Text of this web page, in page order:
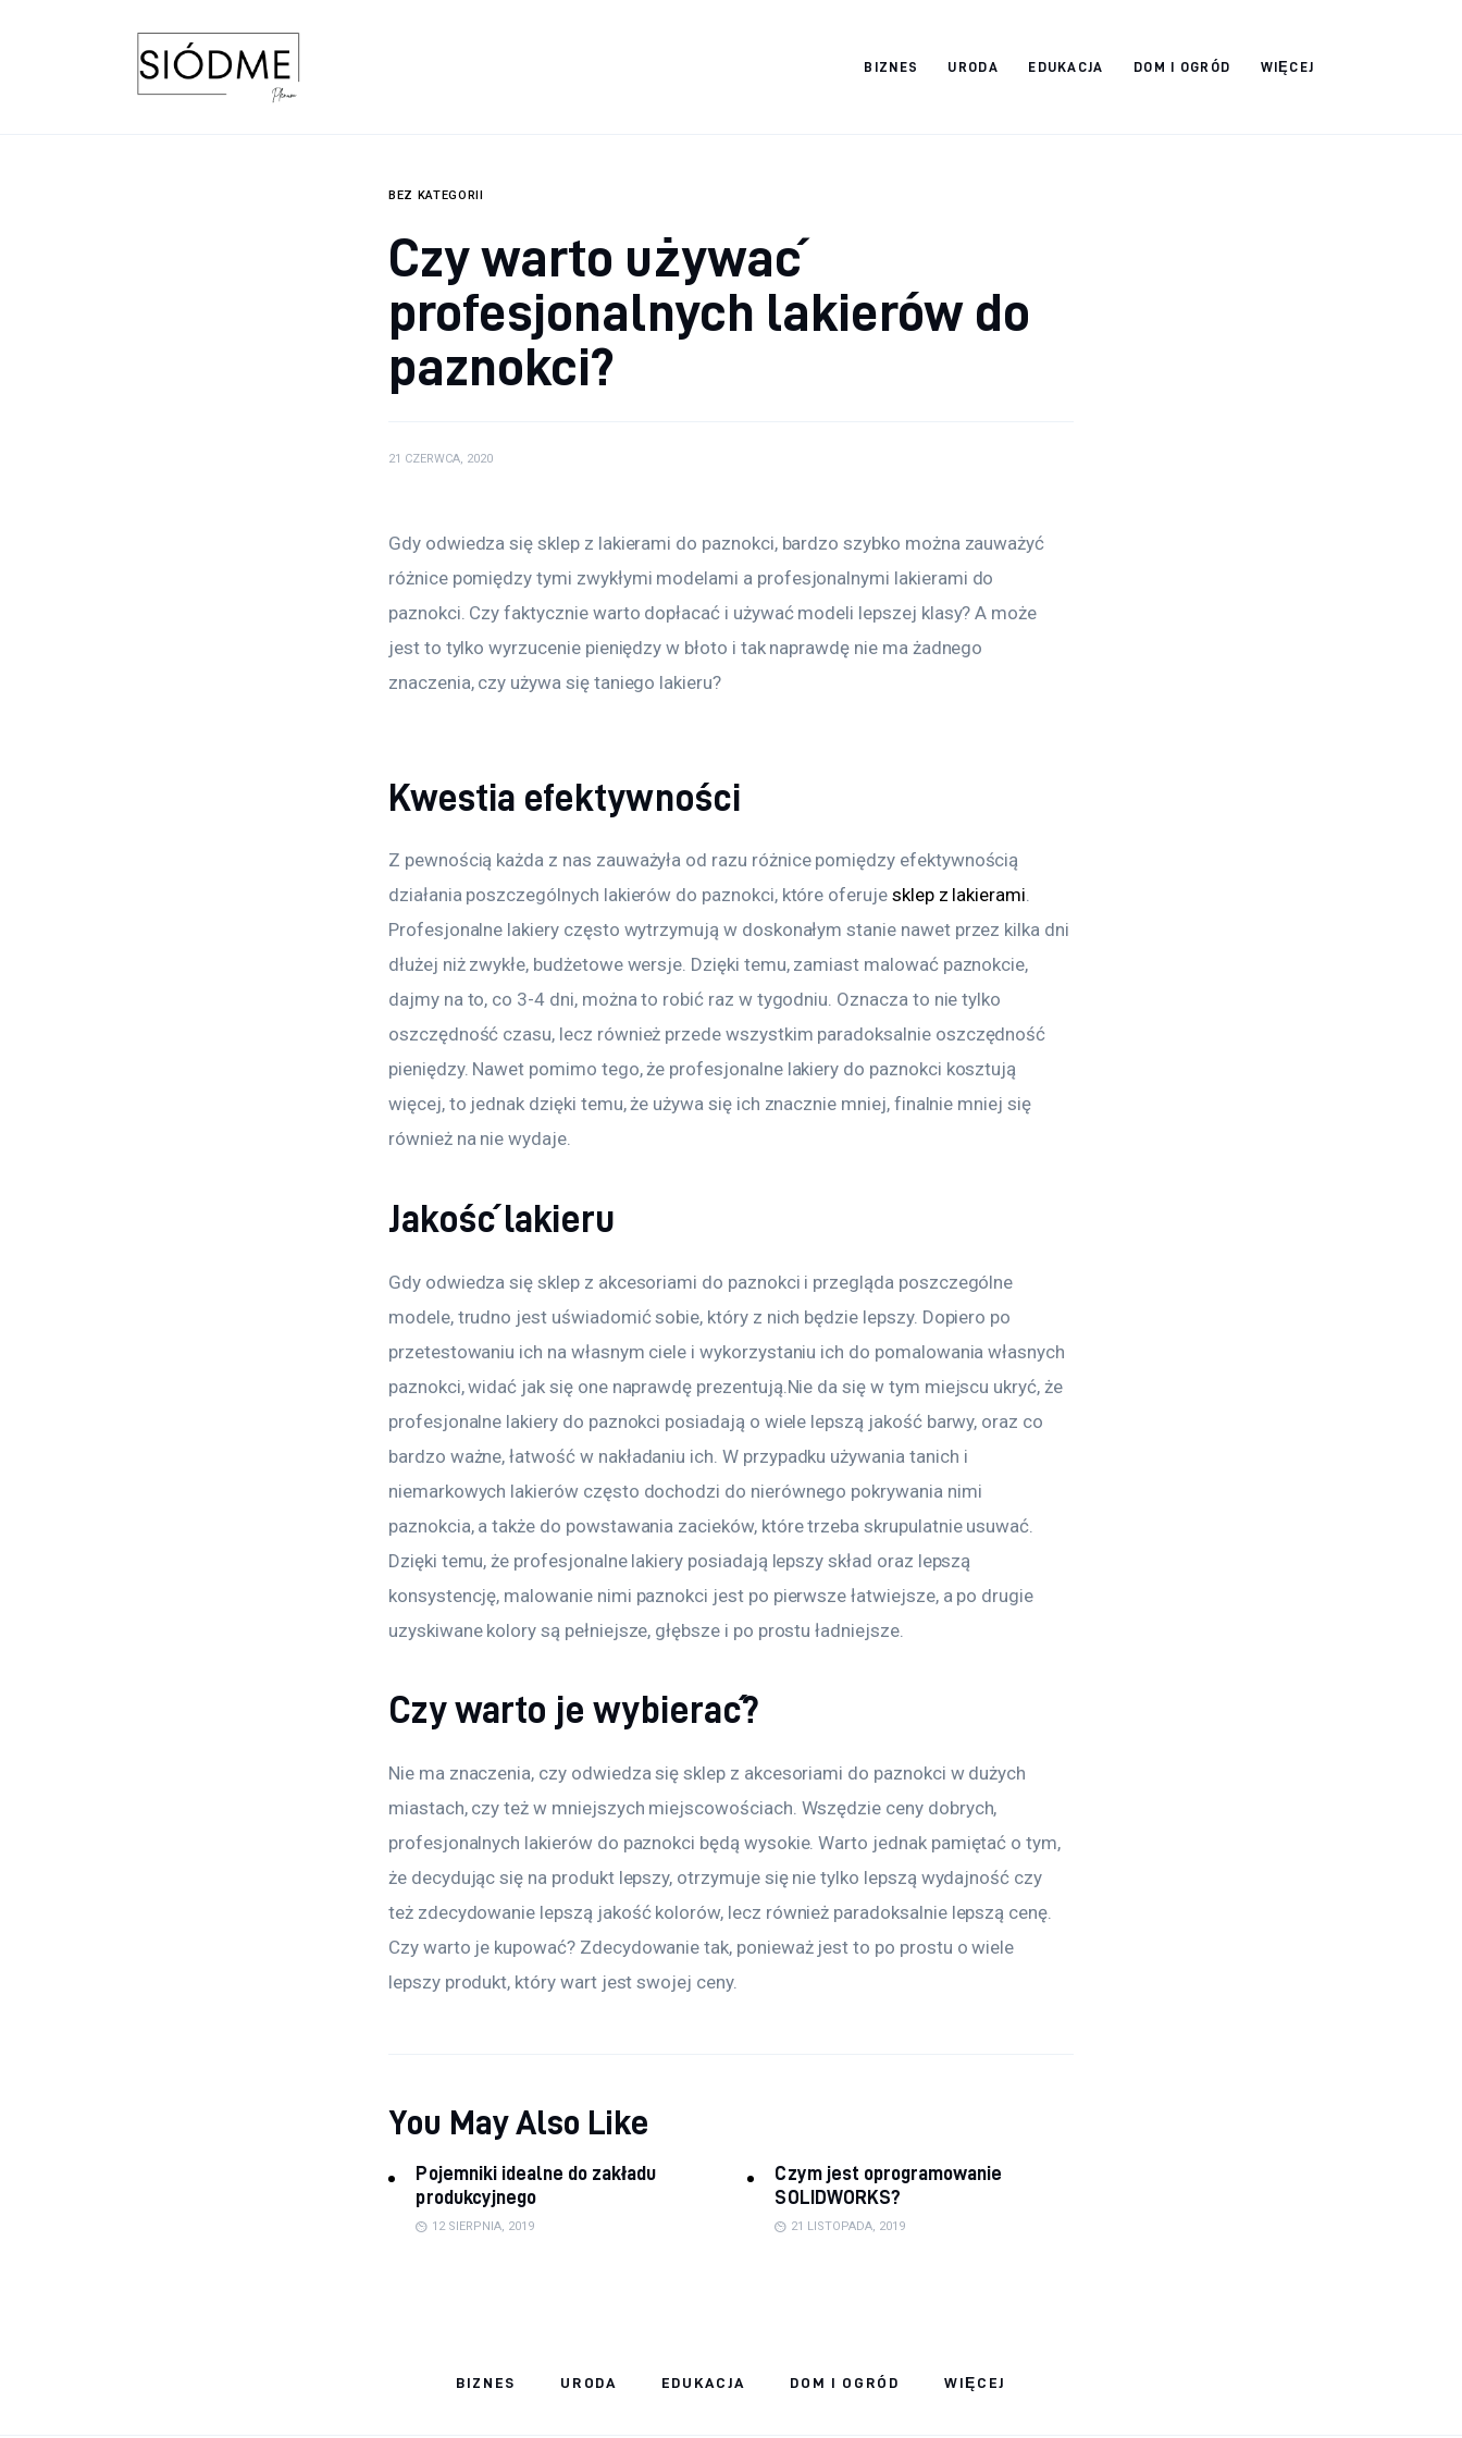
BIZNES URODA EDUKACJA DOM I OGRÓD WIĘCEJ
BEZ KATEGORII
Czy warto używać
profesjonalnych lakierów do
paznokci?
21 CZERWCA, 2020
Gdy odwiedza się sklep z lakierami do paznokci, bardzo szybko można zauważyć
różnice pomiędzy tymi zwykłymi modelami a profesjonalnymi lakierami do
paznokci. Czy faktycznie warto dopłacać i używać modeli lepszej klasy? A może
jest to tylko wyrzucenie pieniędzy w błoto i tak naprawdę nie ma żadnego
znaczenia, czy używa się taniego lakieru?
Kwestia efektywności
Z pewnością każda z nas zauważyła od razu różnice pomiędzy efektywnością
działania poszczególnych lakierów do paznokci, które oferuje sklep z lakierami.
Profesjonalne lakiery często wytrzymują w doskonałym stanie nawet przez kilka dni
dłużej niż zwykłe, budżetowe wersje. Dzięki temu, zamiast malować paznokcie,
dajmy na to, co 3-4 dni, można to robić raz w tygodniu. Oznacza to nie tylko
oszczędność czasu, lecz również przede wszystkim paradoksalnie oszczędność
pieniędzy. Nawet pomimo tego, że profesjonalne lakiery do paznokci kosztują
więcej, to jednak dzięki temu, że używa się ich znacznie mniej, finalnie mniej się
również na nie wydaje.
Jakość lakieru
Gdy odwiedza się sklep z akcesoriami do paznokci i przegląda poszczególne
modele, trudno jest uświadomić sobie, który z nich będzie lepszy. Dopiero po
przetestowaniu ich na własnym ciele i wykorzystaniu ich do pomalowania własnych
paznokci, widać jak się one naprawdę prezentują.Nie da się w tym miejscu ukryć, że
profesjonalne lakiery do paznokci posiadają o wiele lepszą jakość barwy, oraz co
bardzo ważne, łatwość w nakładaniu ich. W przypadku używania tanich i
niemarkowych lakierów często dochodzi do nierównego pokrywania nimi
paznokcia, a także do powstawania zacieków, które trzeba skrupulatnie usuwać.
Dzięki temu, że profesjonalne lakiery posiadają lepszy skład oraz lepszą
konsystencję, malowanie nimi paznokci jest po pierwsze łatwiejsze, a po drugie
uzyskiwane kolory są pełniejsze, głębsze i po prostu ładniejsze.
Czy warto je wybierać?
Nie ma znaczenia, czy odwiedza się sklep z akcesoriami do paznokci w dużych
miastach, czy też w mniejszych miejscowościach. Wszędzie ceny dobrych,
profesjonalnych lakierów do paznokci będą wysokie. Warto jednak pamiętać o tym,
że decydując się na produkt lepszy, otrzymuje się nie tylko lepszą wydajność czy
też zdecydowanie lepszą jakość kolorów, lecz również paradoksalnie lepszą cenę.
Czy warto je kupować? Zdecydowanie tak, ponieważ jest to po prostu o wiele
lepszy produkt, który wart jest swojej ceny.
You May Also Like
Pojemniki idealne do zakładu
produkcyjnego
12 SIERPNIA, 2019
Czym jest oprogramowanie
SOLIDWORKS?
21 LISTOPADA, 2019
BIZNES URODA EDUKACJA DOM I OGRÓD WIĘCEJ